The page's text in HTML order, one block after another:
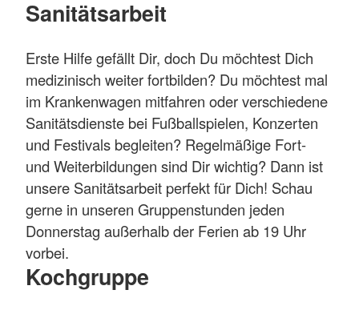
Sanitätsarbeit
Erste Hilfe gefällt Dir, doch Du möchtest Dich
medizinisch weiter fortbilden? Du möchtest mal
im Krankenwagen mitfahren oder verschiedene
Sanitätsdienste bei Fußballspielen, Konzerten
und Festivals begleiten? Regelmäßige Fort-
und Weiterbildungen sind Dir wichtig? Dann ist
unsere Sanitätsarbeit perfekt für Dich! Schau
gerne in unseren Gruppenstunden jeden
Donnerstag außerhalb der Ferien ab 19 Uhr
vorbei.
Kochgruppe